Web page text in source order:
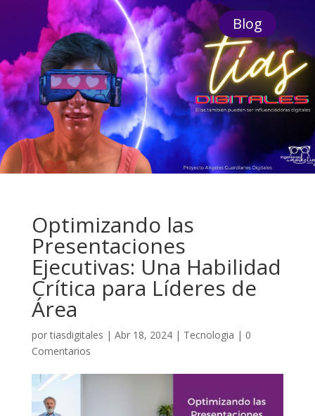
Blog
Optimizando las
Presentaciones
Ejecutivas: Una Habilidad
Crítica para Líderes de
Área
portiasdigitales | Abr 18, 2024| Tecnologia | 0
Comentarios